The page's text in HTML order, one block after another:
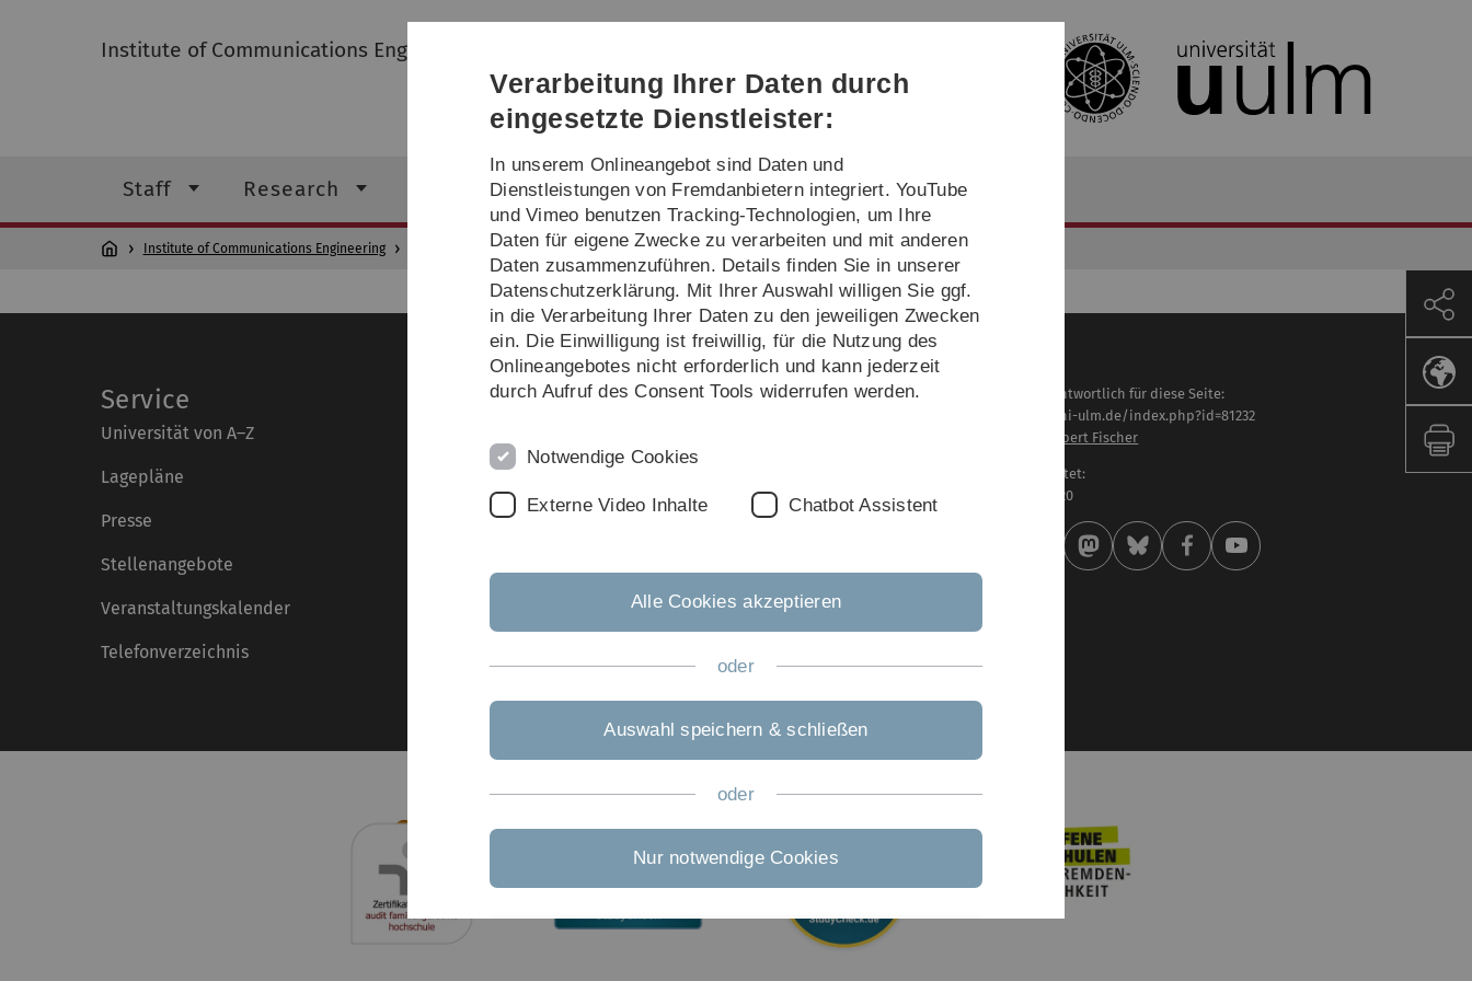
Direkt
Direkt
Direkt
(Sprache,
Drucken,
Social
Direkt
Direkt
Institute of Communications Engineering
Staff Research Teaching Institute
Institute of Communications Engineering
Service
Universität von A–Z
Lagepläne
Presse
Stellenangebote
Veranstaltungskalender
Telefonverzeichnis
Rechtliche Hinweise
Leichte Sprache
Inhaltlich verantwortlich für diese Seite:
https://www.uni-ulm.de/index.php?id=81232
Prof. Dr.-Ing. Robert Fischer
Zuletzt bearbeitet:
30 . Oktober 2020
Verarbeitung Ihrer Daten durch
eingesetzte Dienstleister:
In unserem Onlineangebot sind Daten und
Dienstleistungen von Fremdanbietern integriert. YouTube
und Vimeo benutzen Tracking-Technologien, um Ihre
Daten für eigene Zwecke zu verarbeiten und mit anderen
Daten zusammenzuführen. Details finden Sie in unserer
Datenschutzerklärung. Mit Ihrer Auswahl willigen Sie ggf.
in die Verarbeitung Ihrer Daten zu den jeweiligen Zwecken
ein. Die Einwilligung ist freiwillig, für die Nutzung des
Onlineangebotes nicht erforderlich und kann jederzeit
durch Aufruf des Consent Tools widerrufen werden.
Notwendige Cookies
Externe Video Inhalte Chatbot Assistent
Alle Cookies akzeptieren
oder
Auswahl speichern & schließen
oder
Nur notwendige Cookies